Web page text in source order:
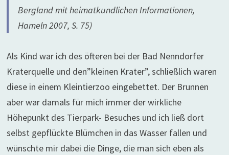
Bergland mit heimatkundlichen Informationen,
Hameln 2007, S. 75)
Als Kind war ich des öfteren bei der Bad Nenndorfer
Kraterquelle und den”kleinen Krater”, schließlich waren
diese in einem Kleintierzoo eingebettet. Der Brunnen
aber war damals für mich immer der wirkliche
Höhepunkt des Tierpark- Besuches und ich ließ dort
selbst gepflückte Blümchen in das Wasser fallen und
wünschte mir dabei die Dinge, die man sich eben als